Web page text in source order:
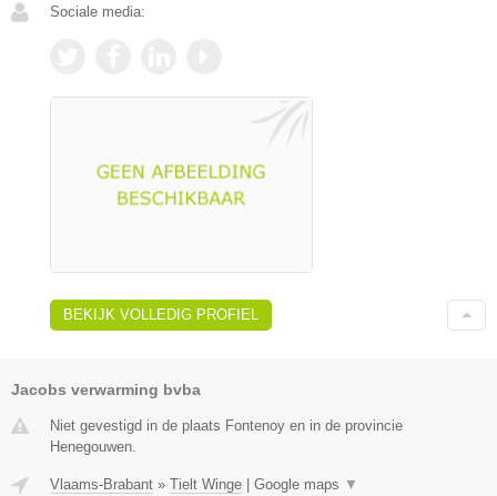
Sociale media:
BEKIJK VOLLEDIG PROFIEL
Jacobs verwarming bvba
Niet gevestigd in de plaats Fontenoy en in de provincie
Henegouwen.
Vlaams-Brabant » Tielt Winge Google maps ▼